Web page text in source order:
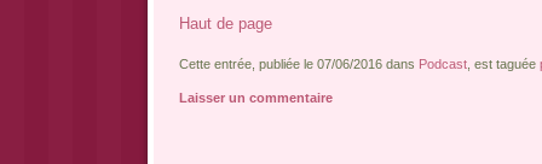
Haut de page
Cette entrée, publiée le 07/06/2016 dans Podcast, est taguée
Laisser un commentaire